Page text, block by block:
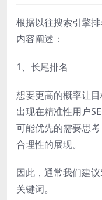
根据以往搜索引擎
内容阐述：
1、长尾排名
想要更高的概率让
出现在精准性用户
可能优先的需要思
合理性的展现。
因此，通常我们建
关键词。